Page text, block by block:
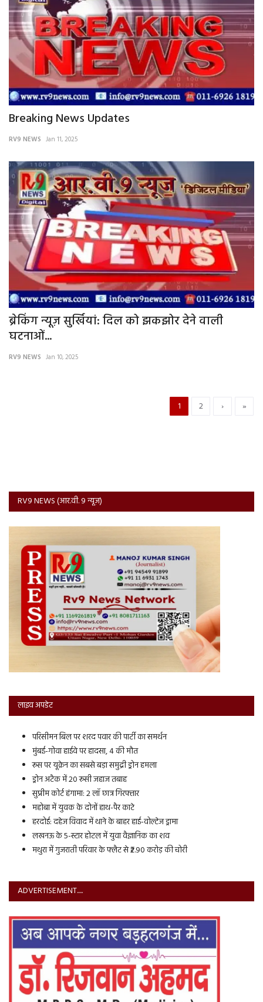
Breaking News Updates
RV9 NEWS Jan 11, 2025
ब्रेकिंग न्यूज़ सुर्खियां: दिल को झकझोर देने वाली
घटनाओं...
RV9 NEWS Jan 10, 2025
1 2 › »
RV9 NEWS (आर.वी. 9 न्यूज़)
लाइव अपडेट
परिसीमन बिल पर शरद पवार की पार्टी का समर्थन
मुंबई-गोवा हाईवे पर हादसा, 4 की मौत
रूस पर यूक्रेन का सबसे बड़ा समुद्री ड्रोन हमला
ड्रोन अटैक में 20 रूसी जहाज तबाह
सुप्रीम कोर्ट हंगामा: 2 लॉ छात्र गिरफ्तार
महोबा में युवक के दोनों हाथ-पैर काटे
हरदोई: दहेज विवाद में थाने के बाहर हाई-वोल्टेज ड्रामा
लखनऊ के 5-स्टार होटल में युवा वैज्ञानिक का शव
मथुरा में गुजराती परिवार के फ्लैट से ₹2.90 करोड़ की चोरी
ADVERTISEMENT.....